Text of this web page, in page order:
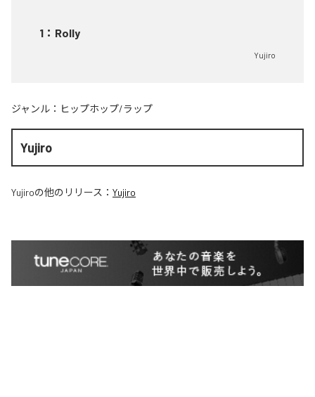
1 ： Rolly
Yujiro
ジャンル： ヒップホップ/ラップ
Yujiro
Yujiroの他のリリース： Yujiro